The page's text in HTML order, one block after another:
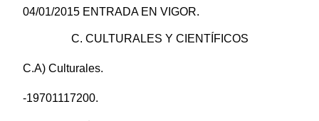
04/01/2015 ENTRADA EN VIGOR.
C. CULTURALES Y CIENTÍFICOS
C.A) Culturales.
-19701117200.